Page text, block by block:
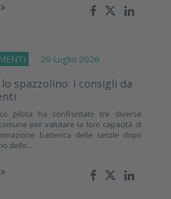
29 Luglio 2026
spazzolino: i consigli da
pilota ha confrontato tre diverse
per valutare la loro capacità di
batterica delle setole dopo
dello...